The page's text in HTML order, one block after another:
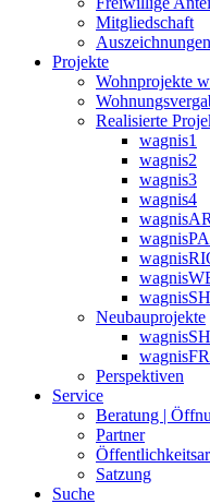
Mitgliedschaft
Auszeichnungen
Projekte
Wohnprojekte
Realisierte
wagnis1
wagnis2
wagnis3
wagnis4
Neubauprojekte
Perspektiven
Service
Beratung |
Partner
Satzung
Suche